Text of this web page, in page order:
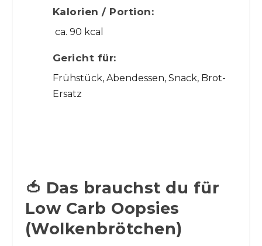
Kalorien / Portion:
ca. 90 kcal
Gericht für:
Frühstück, Abendessen, Snack, Brot-
Ersatz
🍅 Das brauchst du für
Low Carb Oopsies
(Wolkenbrötchen)